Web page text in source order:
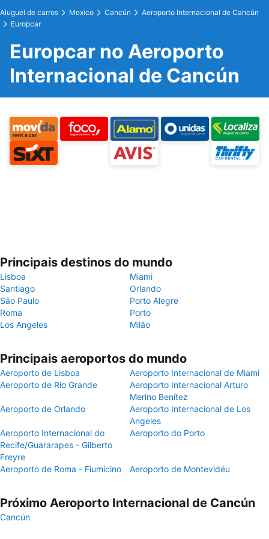
Aluguel de carros Mexico Cancún
Aeroporto Internacional de Cancún
Europcar
Europcar no Aeroporto
Internacional de Cancún
Principais destinos do mundo
Lisboa
Miami
Santiago
Orlando
São Paulo
Porto Alegre
Roma
Porto
Los Angeles
Milão
Principais aeroportos do mundo
Aeroporto de Lisboa
Aeroporto Internacional de Miami
Aeroporto de Rio Grande
Aeroporto Internacional Arturo
Merino Benítez
Aeroporto de Orlando
Aeroporto Internacional de Los
Angeles
Aeroporto Internacional do
Recife/Guararapes - Gilberto
Freyre
Aeroporto do Porto
Aeroporto de Roma - Fiumicino Aeroporto de Montevidéu
Próximo Aeroporto Internacional de Cancún
Cancún